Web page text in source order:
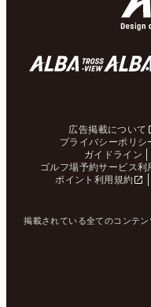
広告掲載について
プライバシーポリシ
ガイドライン
ゴルフ場予約サービス利
ポイント利用規約
掲載されている全てのコンテ